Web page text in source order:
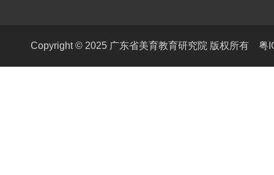
Copyright © 2025 广东省美育教育研究院 版权所有 粤